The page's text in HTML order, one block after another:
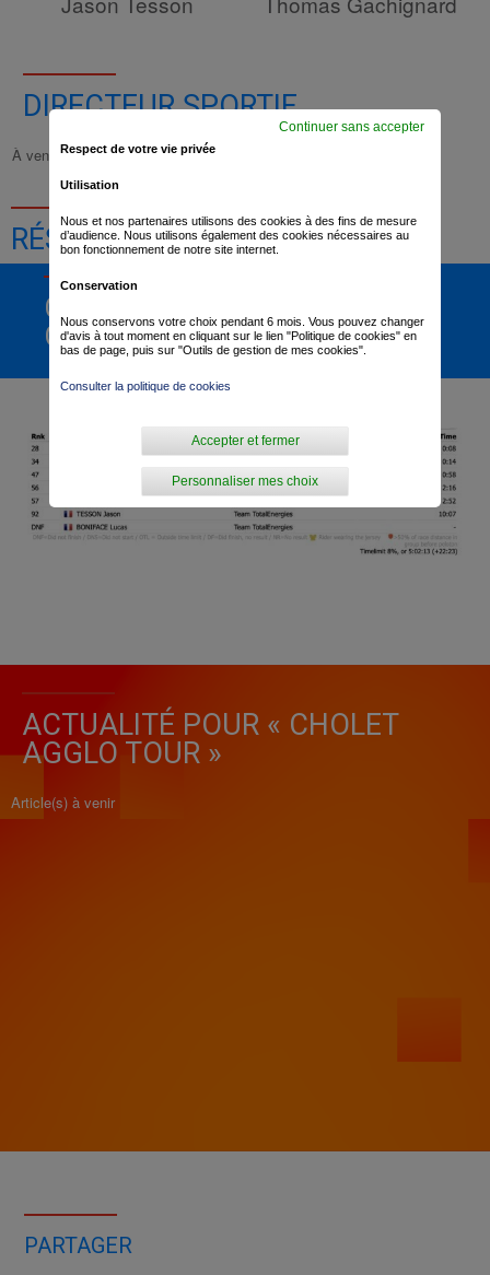
DIRECTEUR SPORTIF
À venir
RÉSULTATS DE LA COURSE
CLASSEMENT
GÉNÉRAL
ACTUALITÉ POUR « CHOLET
AGGLO TOUR »
Article(s) à venir
PARTAGER
Respect de votre vie privée
Utilisation
Nous et nos partenaires utilisons des cookies à des fins de mesure
d’audience. Nous utilisons également des cookies nécessaires au
bon fonctionnement de notre site internet.
Conservation
Nous conservons votre choix pendant 6 mois. Vous pouvez changer
d'avis à tout moment en cliquant sur le lien "Politique de cookies" en
bas de page, puis sur "Outils de gestion de mes cookies".
Consulter la politique de cookies
Personnaliser mes choix
Accepter et fermer
Continuer sans accepter